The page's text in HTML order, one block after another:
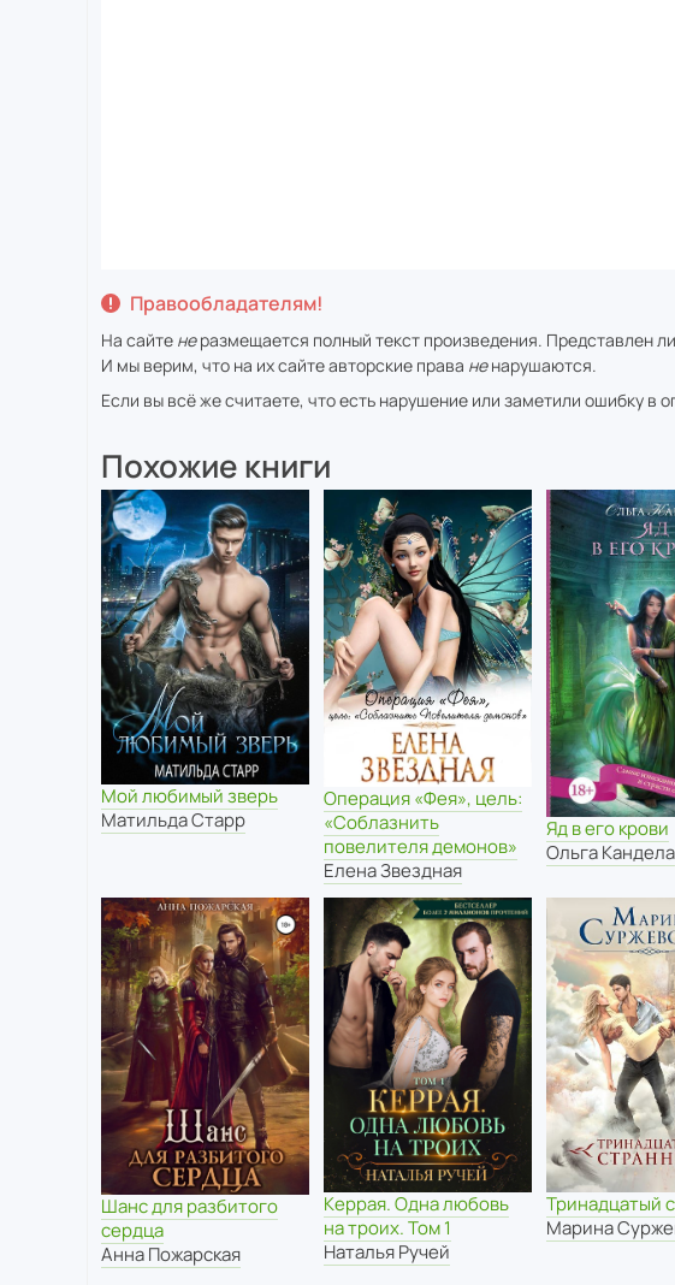
Правообладателям!
На сайте неразмещается полный текст произведения. Представлен
И мы верим, что на их сайте авторские права ненарушаются.
Если вы всё же считаете, что есть нарушение или заметили ошибку в
Похожие книги
Мой любимый зверь
Матильда Старр
Операция «Фея», цель:
«Соблазнить
повелителя демонов»
Елена Звездная
Яд в его крови
Ольга Кандела
Шанс для разбитого
сердца
Анна Пожарская
Керрая. Одна любовь
на троих. Том 1
Наталья Ручей
Тринадцатый
Марина